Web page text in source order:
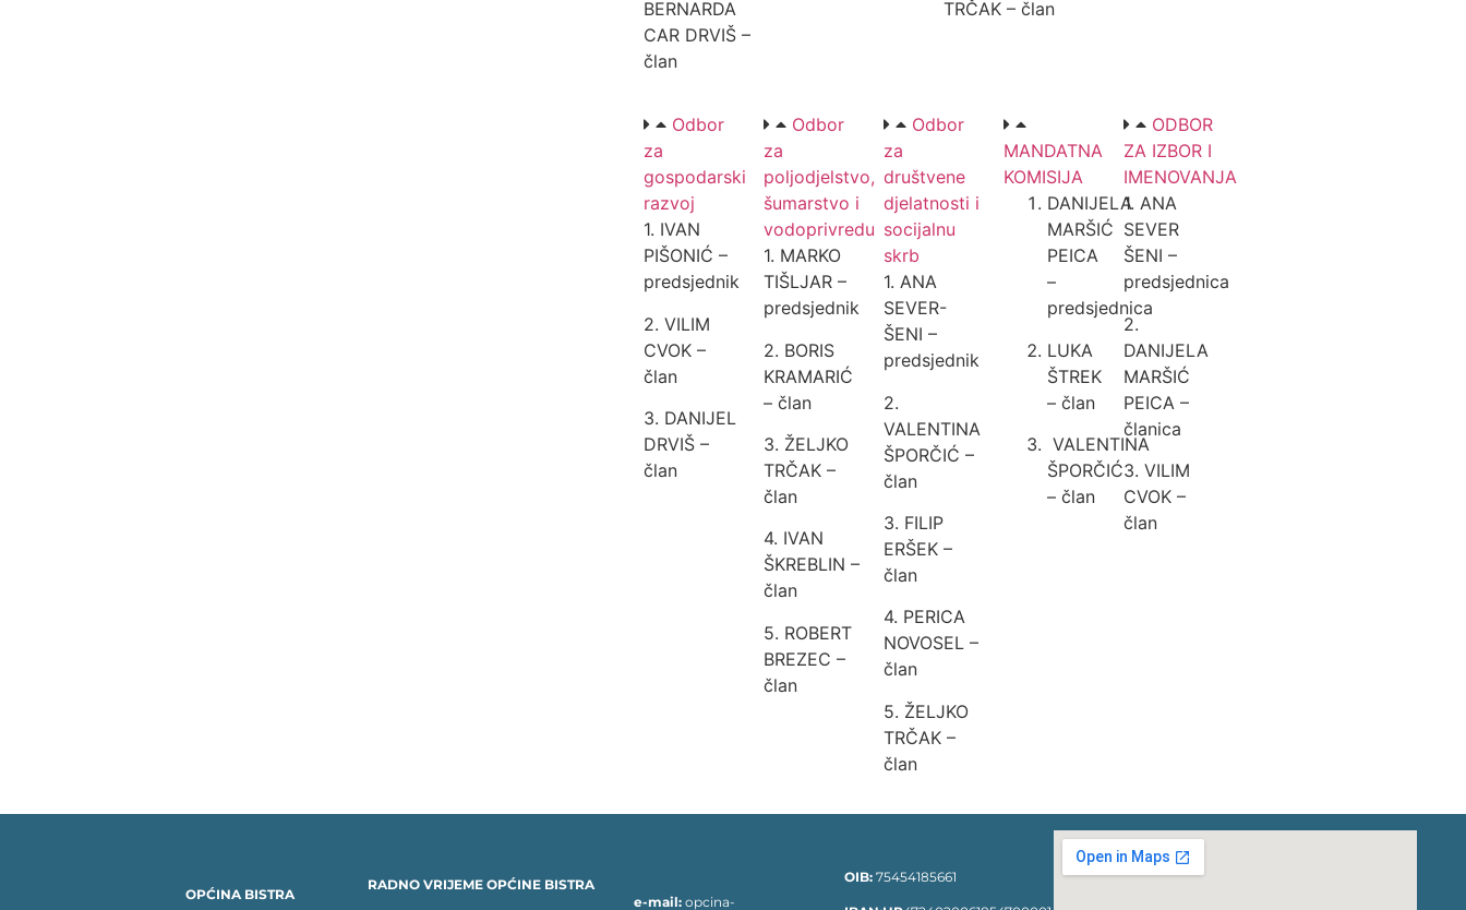
BERNARDA
CAR DRVIŠ –
član
TRČAK – član
Odbor
za
gospodarski
razvoj
1. IVAN
PIŠONIĆ –
predsjednik
2. VILIM
CVOK –
član
3. DANIJEL
DRVIŠ –
član
Odbor
za
poljodjelstvo,
šumarstvo i
vodoprivredu
1. MARKO
TIŠLJAR –
predsjednik
2. BORIS
KRAMARIĆ
– član
3. ŽELJKO
TRČAK –
član
4. IVAN
ŠKREBLIN –
član
5. ROBERT
BREZEC –
član
Odbor
za
društvene
djelatnosti i
socijalnu
skrb
1. ANA
SEVER-
ŠENI –
predsjednik
2.
VALENTINA
ŠPORČIĆ –
član
3. FILIP
ERŠEK –
član
4. PERICA
NOVOSEL –
član
5. ŽELJKO
TRČAK –
član
MANDATNA
KOMISIJA
DANIJELA
MARŠIĆ
PEICA
–
predsjednica
LUKA
ŠTREK
– član
VALENTINA
ŠPORČIĆ
– član
ODBOR
ZA IZBOR I
IMENOVANJA
1. ANA
SEVER
ŠENI –
predsjednica
2.
DANIJELA
MARŠIĆ
PEICA –
članica
3. VILIM
CVOK –
član
OPĆINA BISTRA
RADNO VRIJEME OPĆINE BISTRA
e-mail: opcina-
OIB: 75454185661